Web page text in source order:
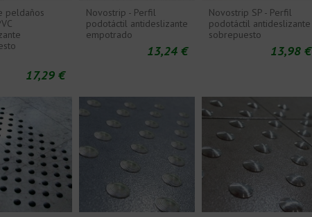
peldaños
17,29 €
Novostrip - Perfil
podotáctil antideslizante
empotrado
13,24 €
Novostrip SP - Perfil
podotáctil antideslizante
sobrepuesto
13,98 €